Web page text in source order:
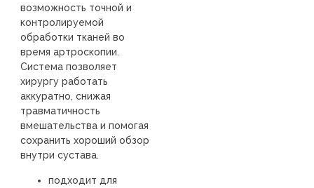
возможность точной и
контролируемой
обработки тканей во
время артроскопии.
Система позволяет
хирургу работать
аккуратно, снижая
травматичность
вмешательства и помогая
сохранить хороший обзор
внутри сустава.
подходит для